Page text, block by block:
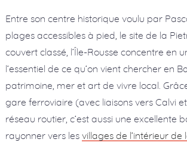
Entre son centre historique voulu par
plages accessibles à pied, le site de la
couvert classé, l’Île-Rousse concentre en
l’essentiel de ce qu’on vient chercher en
patrimoine, mer et art de vivre local.
gare ferroviaire (avec liaisons vers Calvi
réseau routier, c’est aussi une excellente
rayonner vers les villages de l’intérieur de